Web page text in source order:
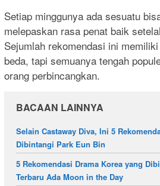
Setiap minggunya ada sesuatu
melepaskan rasa penat baik
Sejumlah rekomendasi ini
beda, tapi semuanya tengah
orang perbincangkan.
BACAAN LAINNYA
Selain Castaway Diva, Ini 5
Dibintangi Park Eun Bin
5 Rekomendasi Drama Korea yang
Terbaru Ada Moon in the Day